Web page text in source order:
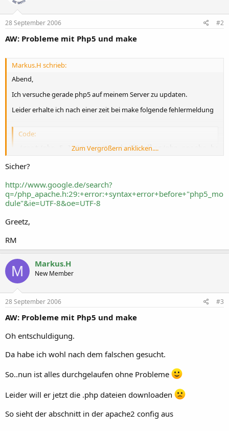
28 September 2006 #2
AW: Probleme mit Php5 und make
Markus.H schrieb:
Abend,
Ich versuche gerade php5 auf meinem Server zu updaten.
Leider erhalte ich nach einer zeit bei make folgende fehlermeldung
Code:
/root/php-5.1.6/sapi/apache2handler/
Google hat leider nichts nützliches herausgegeben..
Zum Vergrößern anklicken....
Sicher?
http://www.google.de/search?
q=/php_apache.h:29:+error:+syntax+error+before+"php5_mo
dule"&ie=UTF-8&oe=UTF-8
Greetz,
RM
M Markus.H
New Member
28 September 2006 #3
AW: Probleme mit Php5 und make
Oh entschuldigung.
Da habe ich wohl nach dem falschen gesucht.
So..nun ist alles durchgelaufen ohne Probleme
Leider will er jetzt die .php dateien downloaden
So sieht der abschnitt in der apache2 config aus